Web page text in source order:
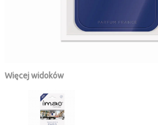
Więcej widoków